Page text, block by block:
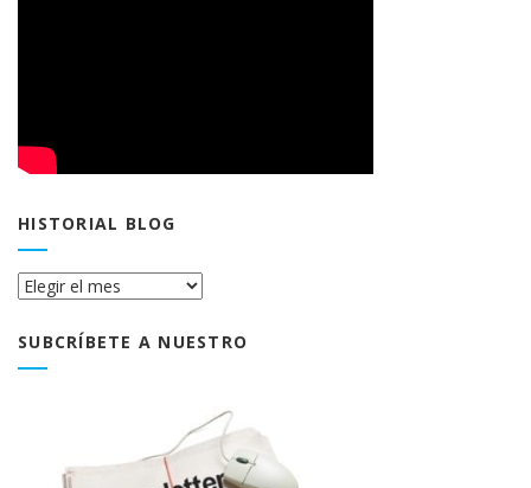
HISTORIAL BLOG
Historial
SUBCRÍBETE A NUESTRO